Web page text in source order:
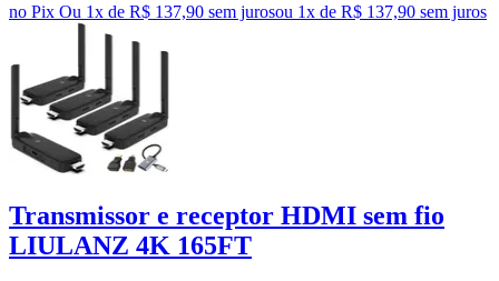
no Pix Ou 1x de R$ 137,90 sem jurosou 1x de R$ 137,90 sem juros
Transmissor e receptor HDMI sem fio
LIULANZ 4K 165FT